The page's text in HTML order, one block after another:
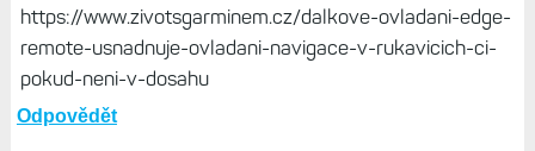
https://www.zivotsgarminem.cz/dalkove-ovladani-edge-
remote-usnadnuje-ovladani-navigace-v-rukavicich-ci-
pokud-neni-v-dosahu
Odpovědět